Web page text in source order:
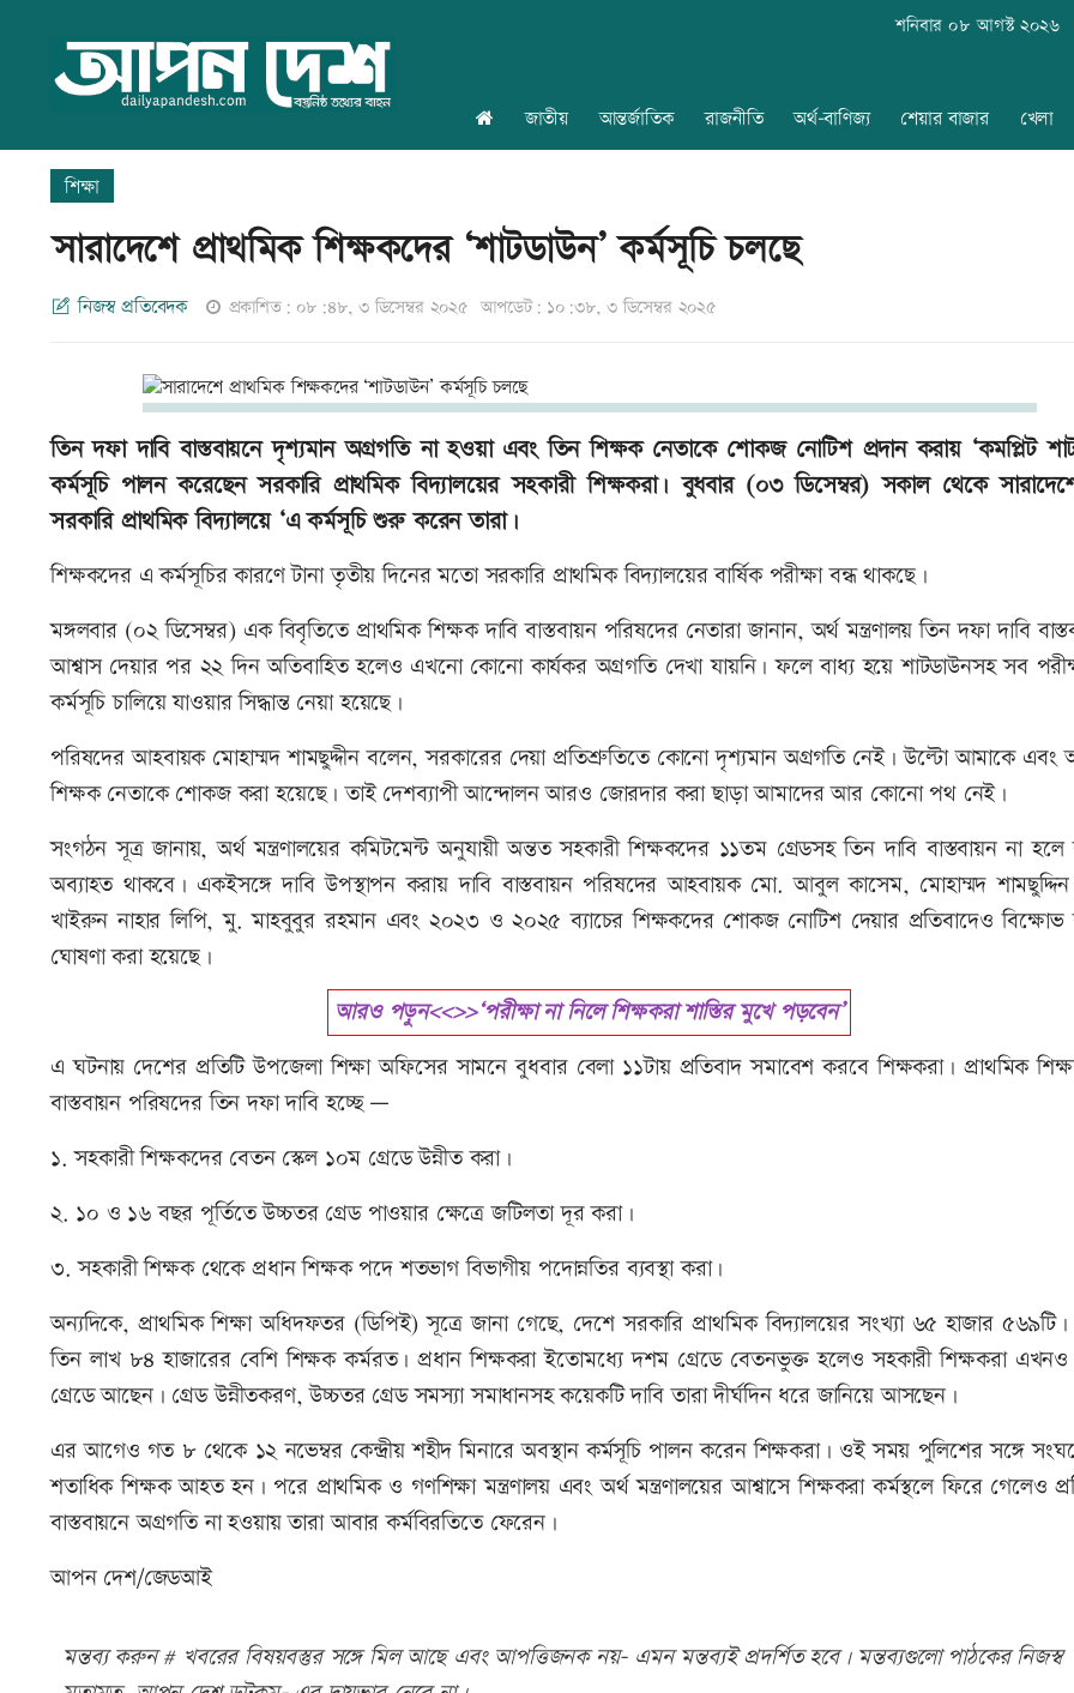
শনিবার ০৮ আগস্ট ২০২৬
জাতীয় আন্তর্জাতিক রাজনীতি অর্থ-বাণিজ্য শেয়ার বাজার খেলা
শিক্ষা
সারাদেশে প্রাথমিক শিক্ষকদের ‘শাটডাউন’ কর্মসূচি চলছে
নিজস্ব প্রতিবেদক প্রকাশিত: ০৮:৪৮, ৩ ডিসেম্বর ২০২৫ আপডেট: ১০:৩৮, ৩ ডিসেম্বর ২০২৫
তিন দফা দাবি বাস্তবায়নে দৃশ্যমান অগ্রগতি না হওয়া এবং তিন শিক্ষক নেতাকে শোকজ নোটিশ প্রদান করায় ‘কমপ্লিট
কর্মসূচি পালন করেছেন সরকারি প্রাথমিক বিদ্যালয়ের সহকারী শিক্ষকরা। বুধবার (০৩ ডিসেম্বর) সকাল থেকে
সরকারি প্রাথমিক বিদ্যালয়ে ‘এ কর্মসূচি শুরু করেন তারা।
শিক্ষকদের এ কর্মসূচির কারণে টানা তৃতীয় দিনের মতো সরকারি প্রাথমিক বিদ্যালয়ের বার্ষিক পরীক্ষা বন্ধ থাকছে।
মঙ্গলবার (০২ ডিসেম্বর) এক বিবৃতিতে প্রাথমিক শিক্ষক দাবি বাস্তবায়ন পরিষদের নেতারা জানান, অর্থ মন্ত্রণালয় তিন দফা দাবি
আশ্বাস দেয়ার পর ২২ দিন অতিবাহিত হলেও এখনো কোনো কার্যকর অগ্রগতি দেখা যায়নি। ফলে বাধ্য হয়ে শাটডাউনসহ সব
কর্মসূচি চালিয়ে যাওয়ার সিদ্ধান্ত নেয়া হয়েছে।
পরিষদের আহবায়ক মোহাম্মদ শামছুদ্দীন বলেন, সরকারের দেয়া প্রতিশ্রুতিতে কোনো দৃশ্যমান অগ্রগতি নেই। উল্টো আমাকে এবং
শিক্ষক নেতাকে শোকজ করা হয়েছে। তাই দেশব্যাপী আন্দোলন আরও জোরদার করা ছাড়া আমাদের আর কোনো পথ নেই।
সংগঠন সূত্র জানায়, অর্থ মন্ত্রণালয়ের কমিটমেন্ট অনুযায়ী অন্তত সহকারী শিক্ষকদের ১১তম গ্রেডসহ তিন দাবি বাস্তবায়ন না হলে
অব্যাহত থাকবে। একইসঙ্গে দাবি উপস্থাপন করায় দাবি বাস্তবায়ন পরিষদের আহবায়ক মো. আবুল কাসেম, মোহাম্মদ
খাইরুন নাহার লিপি, মু. মাহবুবুর রহমান এবং ২০২৩ ও ২০২৫ ব্যাচের শিক্ষকদের শোকজ নোটিশ দেয়ার প্রতিবাদেও বিক্ষোভ
ঘোষণা করা হয়েছে।
আরও পড়ুন<<>>‘পরীক্ষা না নিলে শিক্ষকরা শাস্তির মুখে পড়বেন’
এ ঘটনায় দেশের প্রতিটি উপজেলা শিক্ষা অফিসের সামনে বুধবার বেলা ১১টায় প্রতিবাদ সমাবেশ করবে শিক্ষকরা। প্রাথমিক
বাস্তবায়ন পরিষদের তিন দফা দাবি হচ্ছে —
১. সহকারী শিক্ষকদের বেতন স্কেল ১০ম গ্রেডে উন্নীত করা।
২. ১০ ও ১৬ বছর পূর্তিতে উচ্চতর গ্রেড পাওয়ার ক্ষেত্রে জটিলতা দূর করা।
৩. সহকারী শিক্ষক থেকে প্রধান শিক্ষক পদে শতভাগ বিভাগীয় পদোন্নতির ব্যবস্থা করা।
অন্যদিকে, প্রাথমিক শিক্ষা অধিদফতর (ডিপিই) সূত্রে জানা গেছে, দেশে সরকারি প্রাথমিক বিদ্যালয়ের সংখ্যা ৬৫ হাজার
তিন লাখ ৮৪ হাজারের বেশি শিক্ষক কর্মরত। প্রধান শিক্ষকরা ইতোমধ্যে দশম গ্রেডে বেতনভুক্ত হলেও সহকারী শিক্ষকরা
গ্রেডে আছেন। গ্রেড উন্নীতকরণ, উচ্চতর গ্রেড সমস্যা সমাধানসহ কয়েকটি দাবি তারা দীর্ঘদিন ধরে জানিয়ে আসছেন।
এর আগেও গত ৮ থেকে ১২ নভেম্বর কেন্দ্রীয় শহীদ মিনারে অবস্থান কর্মসূচি পালন করেন শিক্ষকরা। ওই সময় পুলিশের সঙ্গে
শতাধিক শিক্ষক আহত হন। পরে প্রাথমিক ও গণশিক্ষা মন্ত্রণালয় এবং অর্থ মন্ত্রণালয়ের আশ্বাসে শিক্ষকরা কর্মস্থলে ফিরে গেলেও
বাস্তবায়নে অগ্রগতি না হওয়ায় তারা আবার কর্মবিরতিতে ফেরেন।
আপন দেশ/জেডআই
মন্তব্য করুন # খবরের বিষয়বস্তুর সঙ্গে মিল আছে এবং আপত্তিজনক নয়- এমন মন্তব্যই প্রদর্শিত হবে। মন্তব্যগুলো পাঠকের নিজস্ব